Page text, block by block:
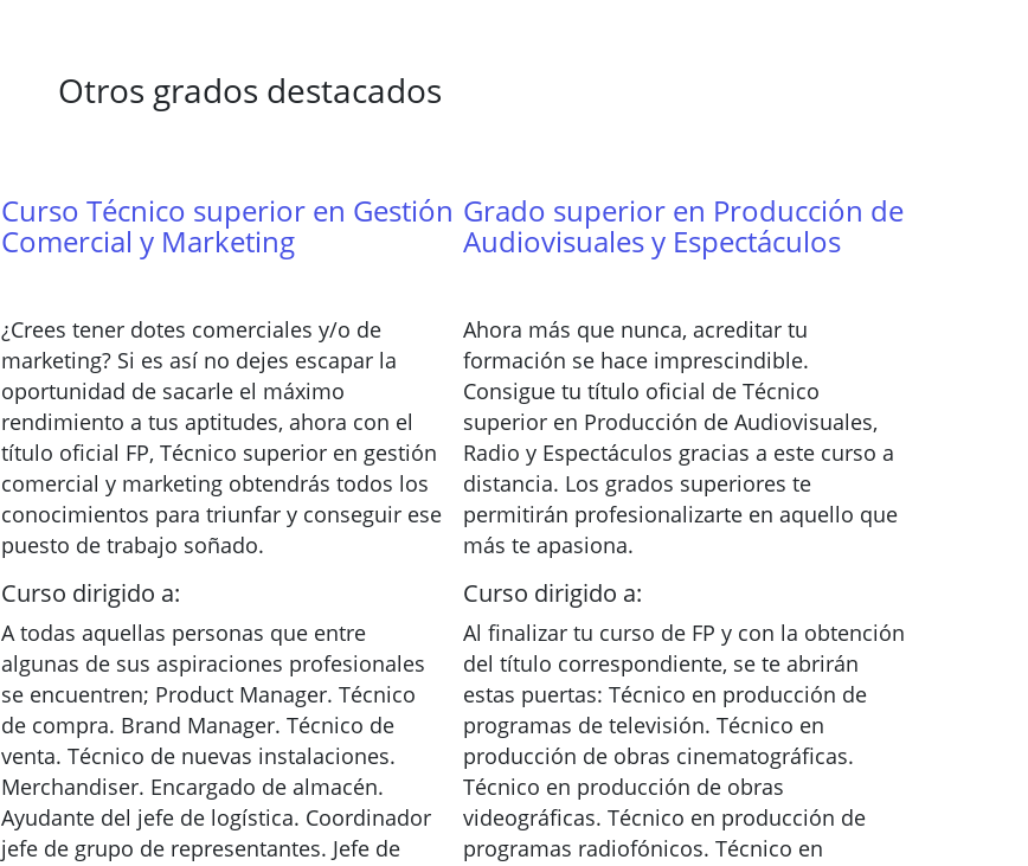
Otros grados destacados
Curso Técnico superior en Gestión
Comercial y Marketing
¿Crees tener dotes comerciales y/o de
marketing? Si es así no dejes escapar la
oportunidad de sacarle el máximo
rendimiento a tus aptitudes, ahora con el
título oficial FP, Técnico superior en gestión
comercial y marketing obtendrás todos los
conocimientos para triunfar y conseguir ese
puesto de trabajo soñado.
Curso dirigido a:
A todas aquellas personas que entre
algunas de sus aspiraciones profesionales
se encuentren; Product Manager. Técnico
de compra. Brand Manager. Técnico de
venta. Técnico de nuevas instalaciones.
Merchandiser. Encargado de almacén.
Ayudante del jefe de logística. Coordinador
jefe de grupo de representantes. Jefe de
Grado superior en Producción de
Audiovisuales y Espectáculos
Ahora más que nunca, acreditar tu
formación se hace imprescindible.
Consigue tu título oficial de Técnico
superior en Producción de Audiovisuales,
Radio y Espectáculos gracias a este curso a
distancia. Los grados superiores te
permitirán profesionalizarte en aquello que
más te apasiona.
Curso dirigido a:
Al finalizar tu curso de FP y con la obtención
del título correspondiente, se te abrirán
estas puertas: Técnico en producción de
programas de televisión. Técnico en
producción de obras cinematográficas.
Técnico en producción de obras
videográficas. Técnico en producción de
programas radiofónicos. Técnico en